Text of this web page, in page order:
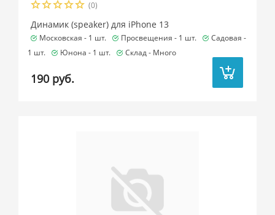
(0)
Динамик (speaker) для iPhone 13
Московская - 1 шт. Просвещения - 1 шт.
Садовая -
1 шт.
Юнона - 1 шт. Склад - Много
190 руб.